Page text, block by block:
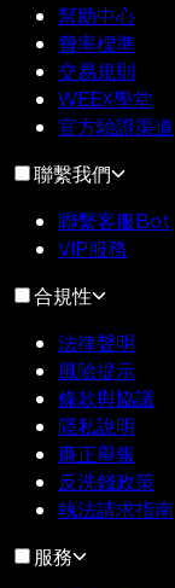
幫助中心
費率標準
交易規則
WEEX學堂
官方驗證渠道
聯繫我們
聯繫客服Bot
VIP服務
合規性
法律聲明
風險提示
條款與協議
隱私說明
廉正舉報
反洗錢政策
執法請求指南
服務